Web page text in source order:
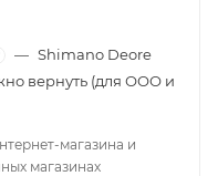
— Shimano Deore
вернуть (для ООО и
магазина и
магазинах